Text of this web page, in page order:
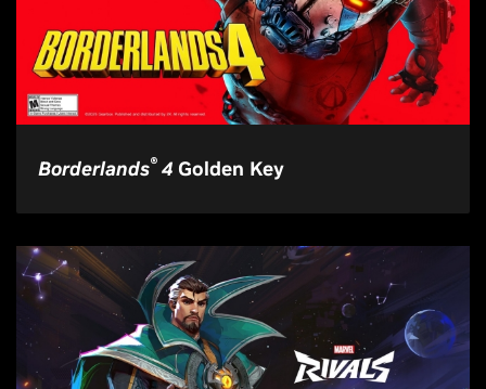
Borderlands® 4 Golden Key